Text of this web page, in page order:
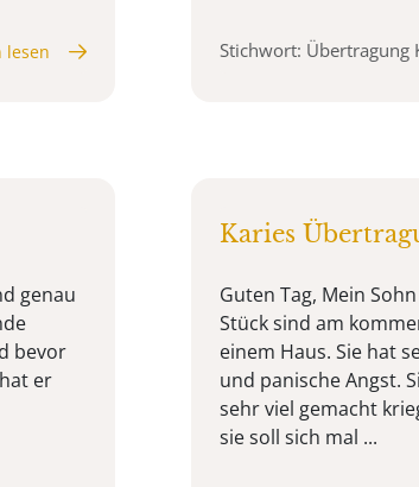
lesen Stichwort: Übertragung
genau
bevor
er
Karies
Guten Tag, Mein
Stück sind am
einem Haus. Sie hat
und panische Angst.
sehr viel gemacht
sie soll sich mal ...